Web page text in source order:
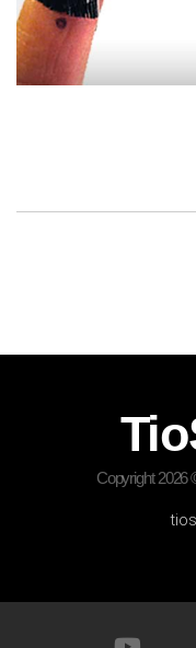
Copyright 2026